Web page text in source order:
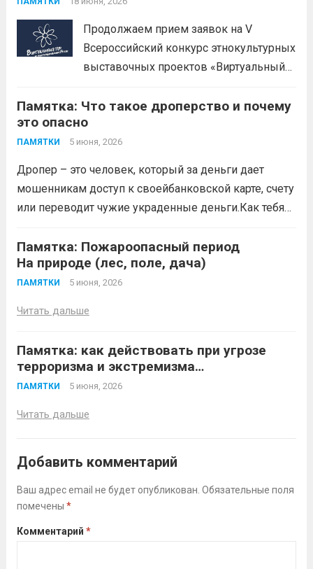
информационную политику. Цель —
предотвратить противоправное
влияние на результаты официальных
Продолжаем прием заявок на V
Всероссийский конкурс этнокультурных
выставочных проектов «Виртуальный
Заявки принимаются до 20 сентября
2026 года. Конкурс направлен на
популяризацию народной культуры,
наследия и этнокультурного
многообразия народов Российской
Федерации с использованием
Памятка: Что такое дроперство и почему
это опасно
ПАМЯТКИ 5 июня, 2026
Дропер – это человек, который за деньги дает
мошенникам доступ к своейбанковской карте, счету
или переводит чужие украденные деньги.Как тебя
Памятка: Пожароопасный период
На природе (лес, поле, дача)
ПАМЯТКИ 5 июня, 2026
Читать дальше
Памятка: как действовать при угрозе
терроризма и экстремизма
До угрозы (профилактика)
ПАМЯТКИ 5 июня, 2026
Читать дальше
Добавить комментарий
Ваш адрес email не будет опубликован. Обязательные поля
помечены *
Комментарий *